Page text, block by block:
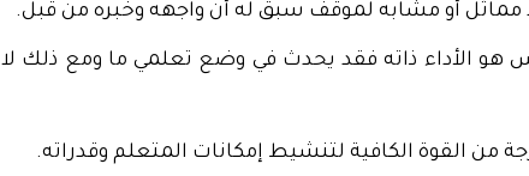
مماثل أو مشابه لموقف سبق له أن واجهه وخبره من قبل.
هو الأداء ذاته فقد يحدث في وضع تعلمي ما ومع ذلك لا
من القوة الكافية لتنشيط إمكانات المتعلم وقدراته.